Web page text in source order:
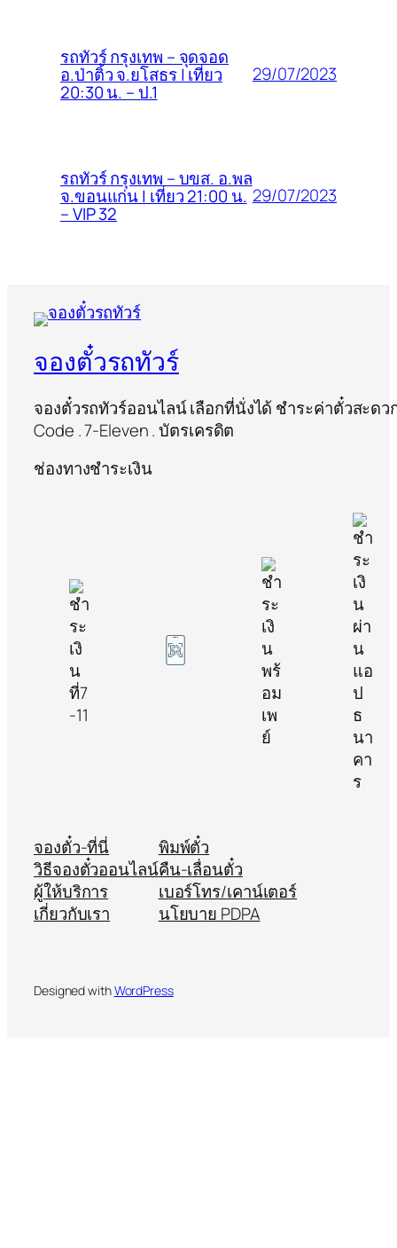
รถทัวร์ กรุงเทพ – จุดจอด
อ.ป่าติ้ว จ.ยโสธร | เที่ยว
20:30 น. – ป.1
29/07/2023
รถทัวร์ กรุงเทพ – บขส. อ.พล
จ.ขอนแก่น | เที่ยว 21:00 น.
– VIP 32
29/07/2023
จองตั๋วรถทัวร์
จองตั๋วรถทัวร์ออนไลน์ เลือกที่นั่งได้ ชำระค่าตั๋วสะดว
Code . 7-Eleven . บัตรเครดิต
ช่องทางชำระเงิน
จองตั๋ว-ที่นี่
วิธีจองตั๋วออนไลน์
ผู้ให้บริการ
เกี่ยวกับเรา
พิมพ์ตั๋ว
คืน-เลื่อนตั๋ว
เบอร์โทร/เคาน์เตอร์
นโยบาย PDPA
Designed withWordPress